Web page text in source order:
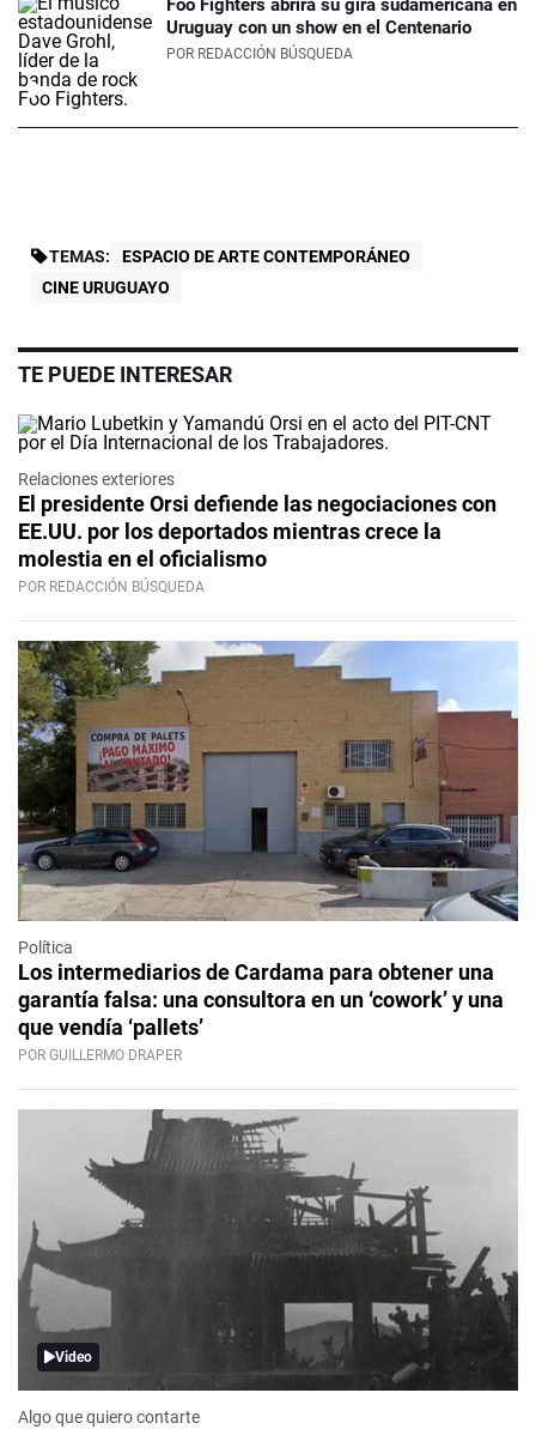
Foo Fighters abrirá su gira sudamericana en
Uruguay con un show en el Centenario
POR REDACCIÓN BÚSQUEDA
TEMAS:
ESPACIO DE ARTE CONTEMPORÁNEO
CINE URUGUAYO
TE PUEDE INTERESAR
Relaciones exteriores
El presidente Orsi defiende las negociaciones con
EE.UU. por los deportados mientras crece la
molestia en el oficialismo
POR REDACCIÓN BÚSQUEDA
Política
Los intermediarios de Cardama para obtener una
garantía falsa: una consultora en un ‘cowork’ y una
que vendía ‘pallets’
POR GUILLERMO DRAPER
Video
Algo que quiero contarte